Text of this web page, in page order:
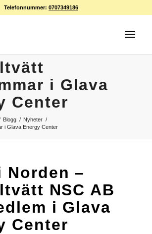
Telefonnummer: 0707349186
i Glava
Center
Blogg / Nyheter /
i Glava Energy Center
Norden –
NSC AB
i Glava
Center